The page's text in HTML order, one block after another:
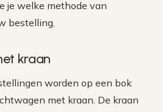
je welke methode van
bestelling.
kraan
worden op een bok
met kraan. De kraan